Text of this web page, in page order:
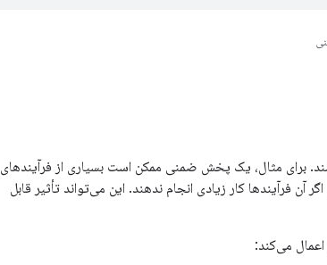
برای مثال، یک پخش ضمنی ممکن است بسیاری از فرآیندهای
فرآیندها کار زیادی انجام ندهند. این می‌تواند تأثیر قابل